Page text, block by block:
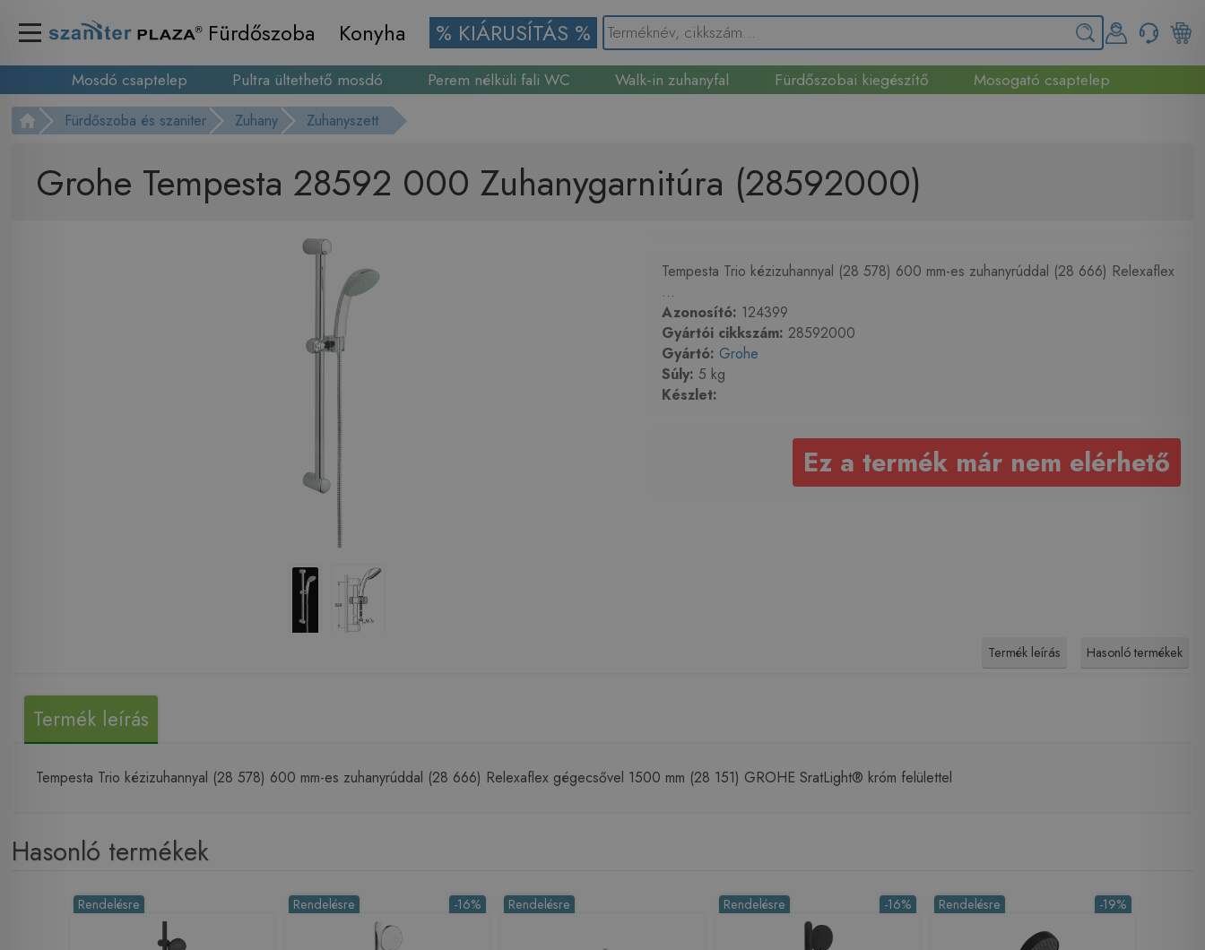
Fürdőszoba Konyha % KIÁRUSÍTÁS %
Mosdó csaptelep Pultra ültethető mosdó Perem nélküli fali WC Walk-in zuhanyfal Fürdőszobai kiegészítő
Mosogató csaptelep
Fürdőszoba és szaniter Zuhany Zuhanyszett
Grohe Tempesta 28592 000 Zuhanygarnitúra (28592000)
Tempesta Trio kézizuhannyal (28 578) 600 mm-es zuhanyrúddal (28 666) Relexaflex
...
Azonosító: 124399
Gyártói cikkszám: 28592000
Gyártó: Grohe
Súly: 5 kg
Készlet:
Ez a termék már nem elérhető
Termék leírás Hasonló termékek
Termék leírás
Tempesta Trio kézizuhannyal (28 578) 600 mm-es zuhanyrúddal (28 666) Relexaflex gégecsővel 1500 mm (28 151) GROHE SratLight® króm felülettel
Hasonló termékek
Rendelésre -16%
Rendelésre Rendelésre -16%
Rendelésre -19%
Rendelésre